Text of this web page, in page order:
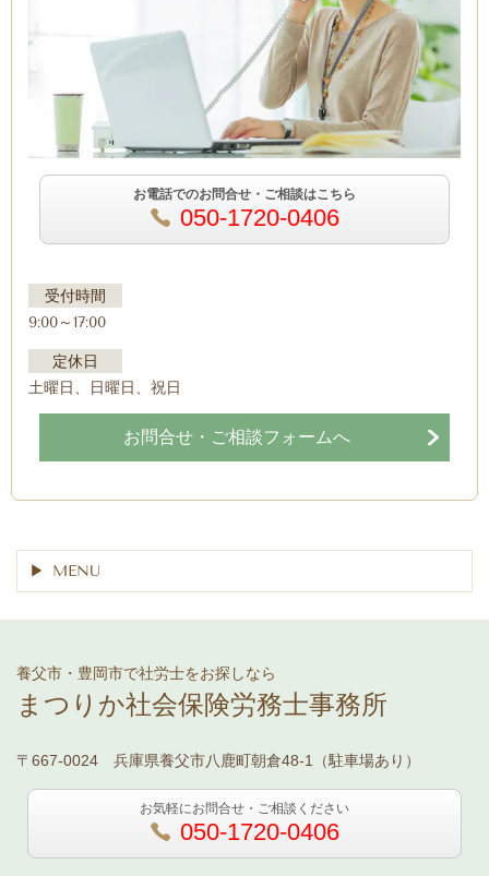
お電話でのお問合せ・ご相談はこちら
050-1720-0406
受付時間
9:00～17:00
定休日
土曜日、日曜日、祝日
お問合せ・ご相談フォームへ
MENU
養父市・豊岡市で社労士をお探しなら
まつりか社会保険労務士事務所
〒667-0024 兵庫県養父市八鹿町朝倉48-1（駐車場あり）
お気軽にお問合せ・ご相談ください
050-1720-0406